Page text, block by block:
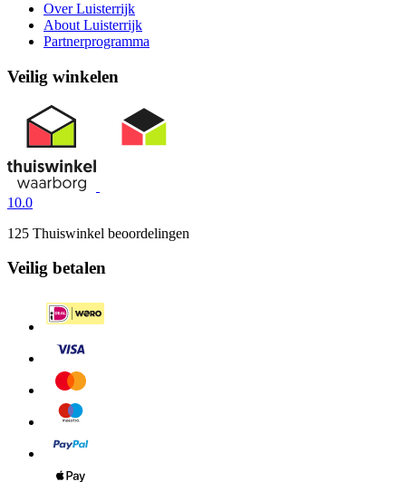
Over Luisterrijk
About Luisterrijk
Partnerprogramma
Veilig winkelen
10.0
125 Thuiswinkel beoordelingen
Veilig betalen